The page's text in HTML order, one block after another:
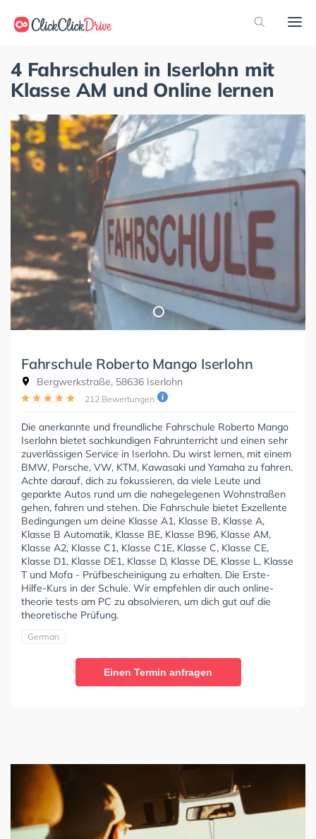
4 Fahrschulen in Iserlohn mit
Klasse AM und Online lernen
Fahrschule Roberto Mango Iserlohn
Bergwerkstraße, 58636 Iserlohn
212 Bewertungen
Die anerkannte und freundliche Fahrschule Roberto Mango
Iserlohn bietet sachkundigen Fahrunterricht und einen sehr
zuverlässigen Service in Iserlohn. Du wirst lernen, mit einem
BMW, Porsche, VW, KTM, Kawasaki und Yamaha zu fahren.
Achte darauf, dich zu fokussieren, da viele Leute und
geparkte Autos rund um die nahegelegenen Wohnstraßen
gehen, fahren und stehen. Die Fahrschule bietet Exzellente
Bedingungen um deine Klasse A1, Klasse B, Klasse A,
Klasse B Automatik, Klasse BE, Klasse B96, Klasse AM,
Klasse A2, Klasse C1, Klasse C1E, Klasse C, Klasse CE,
Klasse D1, Klasse DE1, Klasse D, Klasse DE, Klasse L, Klasse
T und Mofa - Prüfbescheinigung zu erhalten. Die Erste-
Hilfe-Kurs in der Schule. Wir empfehlen dir auch online-
theorie tests am PC zu absolvieren, um dich gut auf die
theoretische Prüfung.
German
Einen Termin anfragen